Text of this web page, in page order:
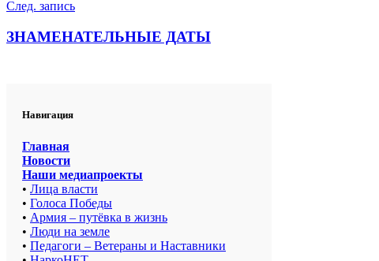
След. запись
ЗНАМЕНАТЕЛЬНЫЕ ДАТЫ
Навигация
Главная
Новости
Наши медиапроекты
• Лица власти
• Голоса Победы
• Армия – путёвка в жизнь
• Люди на земле
• Педагоги – Ветераны и Наставники